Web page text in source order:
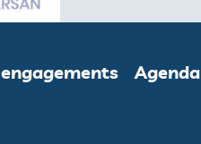
Agenda